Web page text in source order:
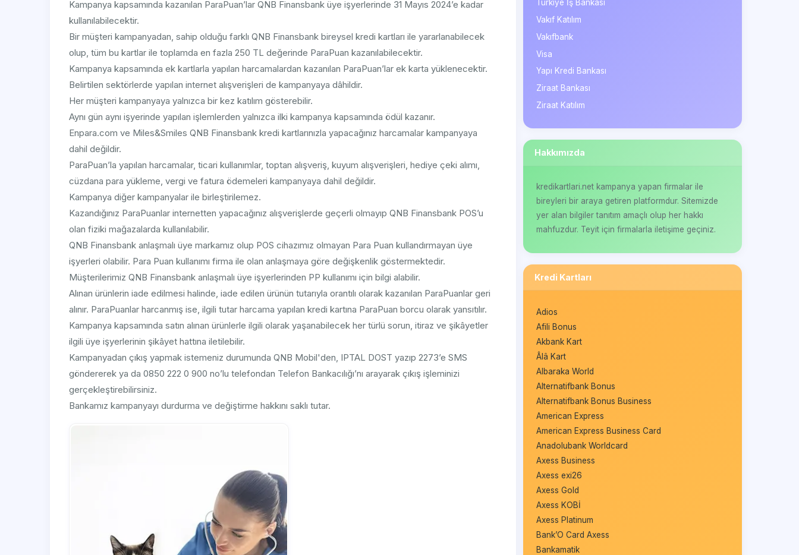
Kampanya kapsamında kazanılan ParaPuan’lar QNB Finansbank üye işyerlerinde 31 Mayıs 2024’e kadar
kullanılabilecektir.
Bir müşteri kampanyadan, sahip olduğu farklı QNB Finansbank bireysel kredi kartları ile yararlanabilecek
olup, tüm bu kartlar ile toplamda en fazla 250 TL değerinde ParaPuan kazanılabilecektir.
Kampanya kapsamında ek kartlarla yapılan harcamalardan kazanılan ParaPuan’lar ek karta yüklenecektir.
Belirtilen sektörlerde yapılan internet alışverişleri de kampanyaya dâhildir.
Her müşteri kampanyaya yalnızca bir kez katılım gösterebilir.
Aynı gün aynı işyerinde yapılan işlemlerden yalnızca ilki kampanya kapsamında ödül kazanır.
Enpara.com ve Miles&Smiles QNB Finansbank kredi kartlarınızla yapacağınız harcamalar kampanyaya
dahil değildir.
ParaPuan’la yapılan harcamalar, ticari kullanımlar, toptan alışveriş, kuyum alışverişleri, hediye çeki alımı,
cüzdana para yükleme, vergi ve fatura ödemeleri kampanyaya dahil değildir.
Kampanya diğer kampanyalar ile birleştirilemez.
Kazandığınız ParaPuanlar internetten yapacağınız alışverişlerde geçerli olmayıp QNB Finansbank POS’u
olan fiziki mağazalarda kullanılabilir.
QNB Finansbank anlaşmalı üye markamız olup POS cihazımız olmayan Para Puan kullandırmayan üye
işyerleri olabilir. Para Puan kullanımı firma ile olan anlaşmaya göre değişkenlik göstermektedir.
Müşterilerimiz QNB Finansbank anlaşmalı üye işyerlerinden PP kullanımı için bilgi alabilir.
Alınan ürünlerin iade edilmesi halinde, iade edilen ürünün tutarıyla orantılı olarak kazanılan ParaPuanlar geri
alınır. ParaPuanlar harcanmış ise, ilgili tutar harcama yapılan kredi kartına ParaPuan borcu olarak yansıtılır.
Kampanya kapsamında satın alınan ürünlerle ilgili olarak yaşanabilecek her türlü sorun, itiraz ve şikâyetler
ilgili üye işyerlerinin şikâyet hattına iletilebilir.
Kampanyadan çıkış yapmak istemeniz durumunda QNB Mobil'den, IPTAL DOST yazıp 2273’e SMS
göndererek ya da 0850 222 0 900 no’lu telefondan Telefon Bankacılığı’nı arayarak çıkış işleminizi
gerçekleştirebilirsiniz.
Bankamız kampanyayı durdurma ve değiştirme hakkını saklı tutar.
Türkiye İş Bankası
Vakıf Katılım
Vakıfbank
Visa
Yapı Kredi Bankası
Ziraat Bankası
Ziraat Katılım
Hakkımızda
kredikartlari.net kampanya yapan firmalar ile
bireyleri bir araya getiren platformdur. Sitemizde
yer alan bilgiler tanıtım amaçlı olup her hakkı
mahfuzdur. Teyit için firmalarla iletişime geçiniz.
Kredi Kartları
Adios
Afili Bonus
Akbank Kart
Âlâ Kart
Albaraka World
Alternatifbank Bonus
Alternatifbank Bonus Business
American Express
American Express Business Card
Anadolubank Worldcard
Axess Business
Axess exi26
Axess Gold
Axess KOBİ
Axess Platinum
Bank’O Card Axess
Bankamatik